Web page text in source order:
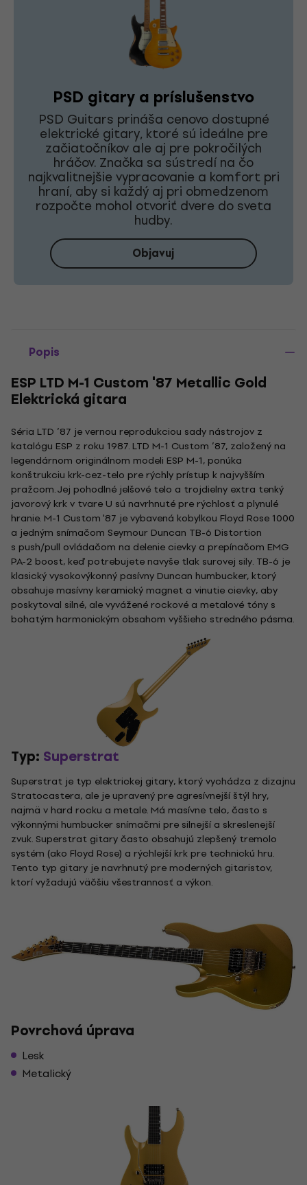
PSD gitary a príslušenstvo
PSD Guitars prináša cenovo dostupné
elektrické gitary, ktoré sú ideálne pre
začiatočníkov ale aj pre pokročilých
hráčov. Značka sa sústredí na čo
najkvalitnejšie vypracovanie a komfort pri
hraní, aby si každý aj pri obmedzenom
rozpočte mohol otvoriť dvere do sveta
hudby.
Objavuj
Popis
ESP LTD M-1 Custom '87 Metallic Gold
Elektrická gitara
Séria LTD ’87 je vernou reprodukciou sady nástrojov z
katalógu ESP z roku 1987. LTD M-1 Custom ’87, založený na
legendárnom originálnom modeli ESP M-1, ponúka
konštrukciu krk-cez-telo pre rýchly prístup k najvyšším
pražcom. Jej pohodlné jelšové telo a trojdielny extra tenký
javorový krk v tvare U sú navrhnuté pre rýchlosť a plynulé
hranie. M-1 Custom '87 je vybavená kobylkou Floyd Rose 1000
a jedným snímačom Seymour Duncan TB-6 Distortion
s push/pull ovládačom na delenie cievky a prepínačom EMG
PA-2 boost, keď potrebujete navyše tlak surovej sily. TB-6 je
klasický vysokovýkonný pasívny Duncan humbucker, ktorý
obsahuje masívny keramický magnet a vinutie cievky, aby
poskytoval silné, ale vyvážené rockové a metalové tóny s
bohatým harmonickým obsahom vyššieho stredného pásma.
Typ: Superstrat
Superstrat je typ elektrickej gitary, ktorý vychádza z dizajnu
Stratocastera, ale je upravený pre agresívnejší štýl hry,
najmä v hard rocku a metale. Má masívne telo, často s
výkonnými humbucker snímačmi pre silnejší a skreslenejší
zvuk. Superstrat gitary často obsahujú zlepšený tremolo
systém (ako Floyd Rose) a rýchlejší krk pre technickú hru.
Tento typ gitary je navrhnutý pre moderných gitaristov,
ktorí vyžadujú väčšiu všestrannosť a výkon.
Povrchová úprava
Lesk
Metalický